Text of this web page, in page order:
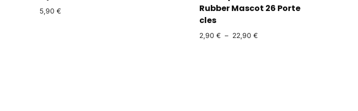
5,90 €
Rubber Mascot 26 Porte
cles
2,90 € – 22,90 €